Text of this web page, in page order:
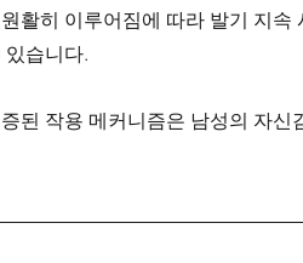
활히 이루어짐에 따라 발기 지
있습니다.
된 작용 메커니즘은 남성의 자